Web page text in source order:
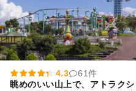
4.3
61件
眺めのいい山上で、アトラク